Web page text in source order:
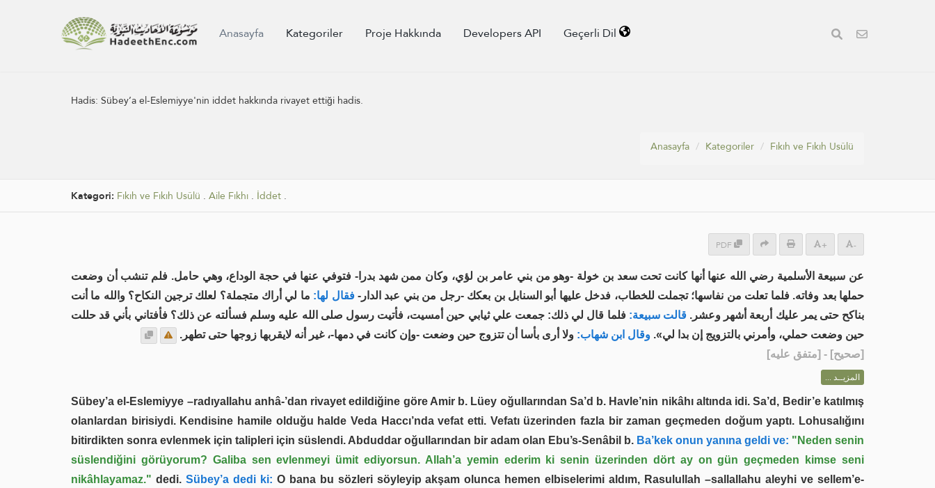
Anasayfa Kategoriler Proje Hakkında Developers API Geçerli Dil
Hadis:Sübey’a el-Eslemiyye'nin iddet hakkında rivayet ettiği hadis.
Anasayfa Kategoriler Fıkıh ve Fıkıh Usûlü
Kategori: Fıkıh ve Fıkıh Usûlü . Aile Fıkhı . İddet .
PDF + -
عن سبيعة الأسلمية رضي الله عنها أنها كانت تحت سعد بن خولة -وهو من بني عامر بن لؤي، وكان ممن شهد بدرا- فتوفي عنها في حجة الوداع، وهي حامل. فلم تنشب أن وضعت
حملها بعد وفاته. فلما تعلت من نفاسها؛ تجملت للخطاب، فدخل عليها أبو السنابل بن بعكك -رجل من بني عبد الدار-فقال لها: ما لي أراك متجملة؟ لعلك ترجين النكاح؟ والله ما أنت
بناكح حتى يمر عليك أربعة أشهر وعشر. قالت سبيعة: فلما قال لي ذلك: جمعت علي ثيابي حين أمسيت، فأتيت رسول صلى الله عليه وسلم فسألته عن ذلك؟ فأفتاني بأني قد حللت
حين وضعت حملي، وأمرني بالتزويج إن بدا لي». وقال ابن شهاب: ولا أرى بأسا أن تتزوج حين وضعت -وإن كانت في دمها-، غير أنه لايقربها زوجها حتى تطهر.
[صحيح] - [متفق عليه]
المزيــد ...
Sübey’a el-Eslemiyye –radıyallahu anhâ-’dan rivayet edildiğine göre Amir b. Lüey oğullarından Sa’d b. Havle’nin nikâhı altında idi. Sa’d, Bedir’e katılmış
olanlardan birisiydi. Kendisine hamile olduğu halde Veda Haccı’nda vefat etti. Vefatı üzerinden fazla bir zaman geçmeden doğum yaptı. Lohusalığını
bitirdikten sonra evlenmek için talipleri için süslendi. Abduddar oğullarından bir adam olan Ebu’s-Senâbil b. Ba’kek onun yanına geldi ve: "Neden senin
süslendiğini görüyorum? Galiba sen evlenmeyi ümit ediyorsun. Allah’a yemin ederim ki senin üzerinden dört ay on gün geçmeden kimse seni
nikâhlayamaz." dedi.Sübey’a dedi ki: O bana bu sözleri söyleyip akşam olunca hemen elbiselerimi aldım, Rasulullah –sallallahu aleyhi ve sellem’e-